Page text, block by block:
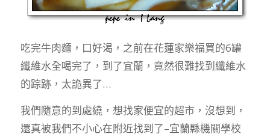
吃完牛肉麵，口好渴，之前在花蓮家樂福買的6罐
纖維水全喝完了，到了宜蘭，竟然很難找到纖維水
的踪跡，太詭異了…
我們隨意的到處繞，想找家便宜的超市，沒想到，
還真被我們不小心在附近找到了–宜蘭縣機關學校